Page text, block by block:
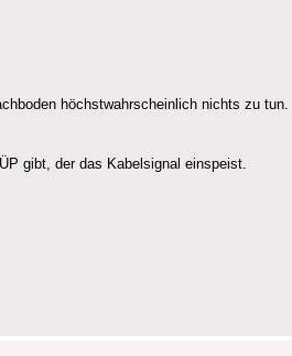
höchstwahrscheinlich nichts zu tun.
gibt, der das Kabelsignal einspeist.